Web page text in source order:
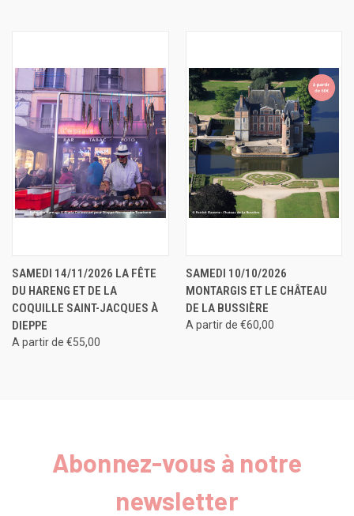
SAMEDI 14/11/2026 LA FÊTE
DU HARENG ET DE LA
COQUILLE SAINT-JACQUES À
DIEPPE
A partir de €55,00
SAMEDI 10/10/2026
MONTARGIS ET LE CHÂTEAU
DE LA BUSSIÈRE
A partir de €60,00
Abonnez-vous à notre
newsletter